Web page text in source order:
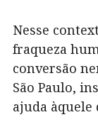
Nesse
fraqueza
conversão
São Paulo,
ajuda àquele